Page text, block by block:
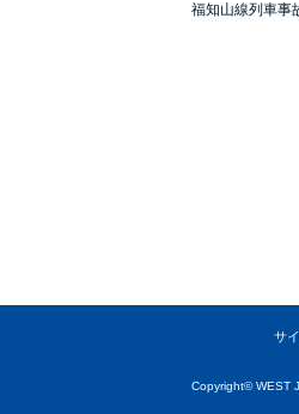
福知山線列車事
サ
Copyright© WEST